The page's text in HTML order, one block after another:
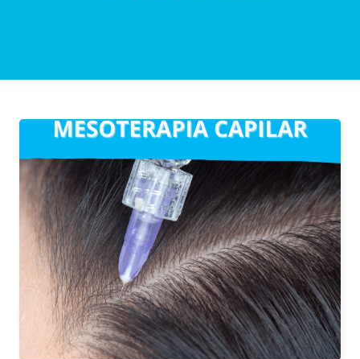
MESOTERAPIA CAPILAR
A través de pequeñas inyecciones, se
estimulan las células capilares
coniguiendo así un aumento en
crecimiento y espesor del cabello. Es
totalmente indoloro y está indicado
para casos de alopecia leves.